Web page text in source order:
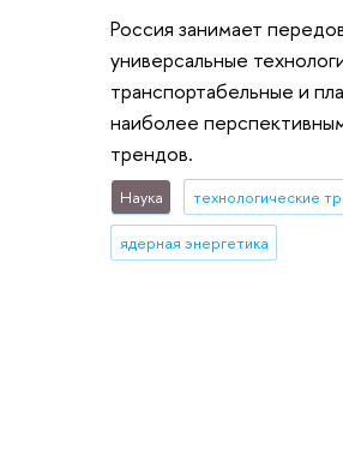
Россия занимает
универсальные
транспортабельные и
наиболее
трендов.
Наука технологические
ядерная энергетика